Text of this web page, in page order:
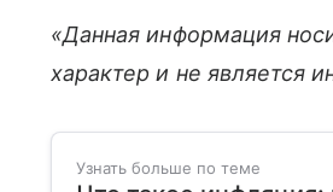
«Данная информация
характер и не является
Узнать больше по теме